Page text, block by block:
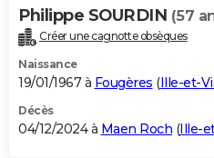
Philippe SOURDIN (57
Créer une cagnotte obsèques
Naissance
19/01/1967 à Fougères (Ille-et-
Décès
04/12/2024 à Maen Roch (Ille-